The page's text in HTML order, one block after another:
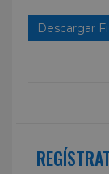
Descargar